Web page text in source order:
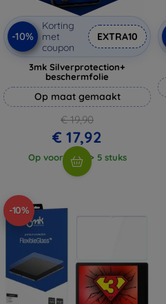
-10%
Korting
met
coupon
EXTRA10
3mk Silverprotection+
beschermfolie
Op maat gemaakt
€ 19,90
€ 17,92
Op voorraad: > 5 stuks
-10%